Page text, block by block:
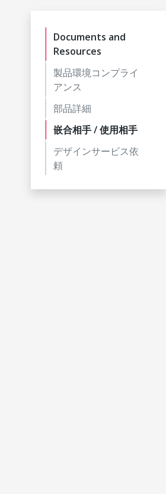
Documents and
Resources
製品環境コンプライ
アンス
部品詳細
嵌合相手 / 使用相手
デザインサービス依
頼